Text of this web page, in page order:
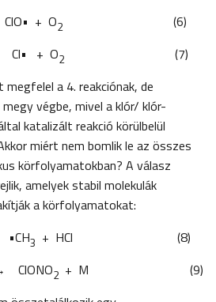
+ O2 (6)
+ O2 (7)
a 4. reakciónak, de
végbe, mivel a klór/ klór-
katalizált reakció körülbelül
miért nem bomlik le az összes
körfolyamatokban? A válasz
amelyek stabil molekulák
a körfolyamatokat:
3 + HCl (8)
2 + M (9)